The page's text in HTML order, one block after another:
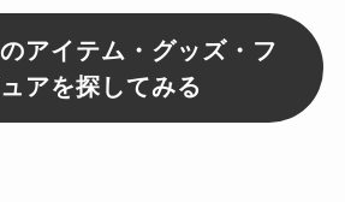
アイテム・グッズ・フ
アを探してみる